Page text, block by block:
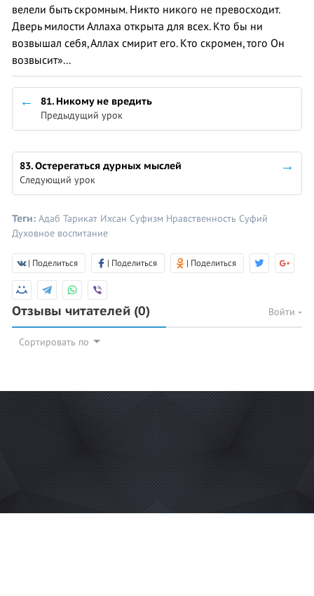
велели быть скромным. Никто никого не превосходит.
Дверь милости Аллаха открыта для всех. Кто бы ни
возвышал себя, Аллах смирит его. Кто скромен, того Он
возвысит»...
81. Никому не вредить
Предыдущий урок
83. Остерегаться дурных мыслей
Следующий урок
Теги: Адаб Тарикат Ихсан Суфизм Нравственность Суфий
Духовное воспитание
| Поделиться | Поделиться | Поделиться
Отзывы читателей (0) Войти
Сортировать по